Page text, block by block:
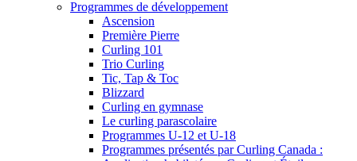
Programmes de développement
Ascension
Première Pierre
Curling 101
Trio Curling
Tic, Tap & Toc
Blizzard
Curling en gymnase
Le curling parascolaire
Programmes U-12 et U-18
Programmes présentés par Curling Canada :